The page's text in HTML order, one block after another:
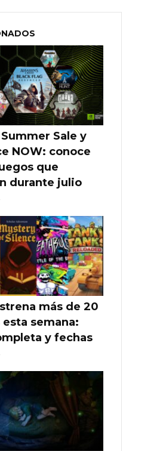
Sale y
NOW: conoce
que
durante julio
más de 20
semana:
y fechas